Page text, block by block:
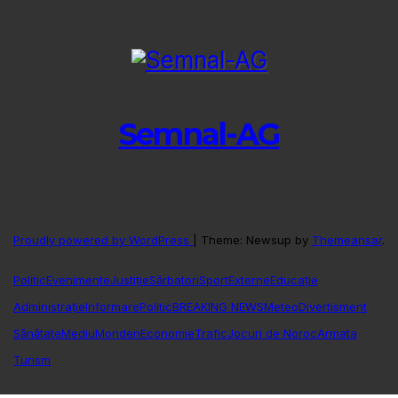
Semnal-AG
Proudly powered by WordPress Theme: Newsup by Themeansar.
PoliticEvenimenteJustițieSărbatoriSportExterneEducație
AdministrațieInformarePoliticBREAKING NEWSMeteoDivertisment
SănătateMediuMondenEconomieTraficJocuri de NorocArmata
Turism